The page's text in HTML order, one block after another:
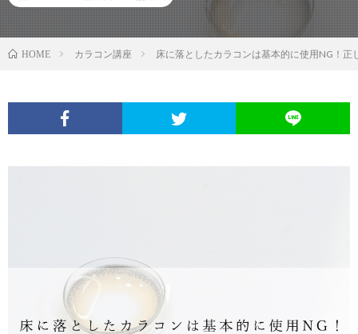
HOME カラコン講座 床に落としたカラコンは基本的に使用NG！正